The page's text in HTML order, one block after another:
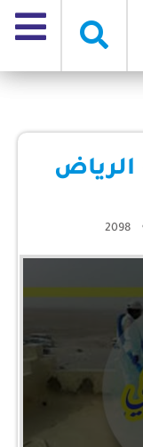
2098